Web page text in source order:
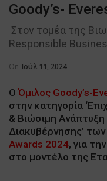
Goody’s-
Στον τομέα της
Responsible
On Ιούλ 11, 2024
ΟΌμιλος Goody’s-
στην κατηγορία
& Βιώσιμη
Διακυβέρνησης’ των
Awards 2024, για
στο μοντέλο της